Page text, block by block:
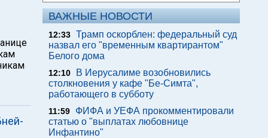
ВАЖНЫЕ НОВОСТИ
12:33 Трамп оскорблен: федеральный суд
назвал его "временным квартирантом"
Белого дома
12:10
В Иерусалиме возобновились
столкновения у кафе "Бе-Симта",
работающего в субботу
11:59
ФИФА и УЕФА прокомментировали
статью о "выплатах любовнице
Инфантино"